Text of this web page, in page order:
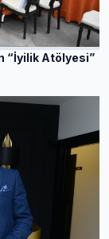
“İyilik Atölyesi”